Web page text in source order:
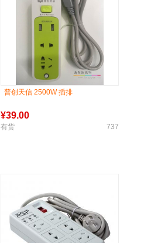
普创天信 2500W 插排
¥39.00
有货 737